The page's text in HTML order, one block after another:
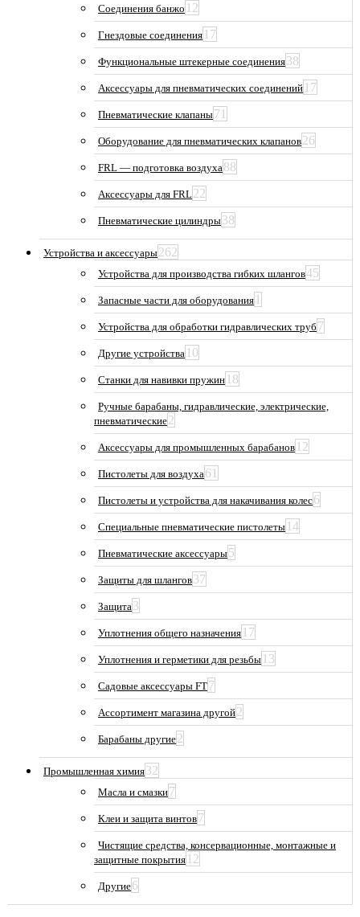
Соединения банжо 12
Гнездовые соединения 17
Функциональные штекерные соединения38
Аксессуары для пневматических соединений 17
Пневматические клапаны71
Оборудование для пневматических клапанов26
FRL — подготовка воздуха88
Аксессуары для FRL22
Пневматические цилиндры38
Устройства и аксессуары262
Устройства для производства гибких шлангов45
Запасные части для оборудования 1
Устройства для обработки гидравлических труб 7
Другие устройства 10
Станки для навивки пружин 18
Ручные барабаны, гидравлические, электрические,
пневматические2
Аксессуары для промышленных барабанов 12
Пистолеты для воздуха61
Пистолеты и устройства для накачивания колес6
Специальные пневматические пистолеты 14
Пневматические аксессуары5
Защиты для шлангов37
Защита3
Уплотнения общего назначения 17
Уплотнения и герметики для резьбы 13
Садовые аксессуары FT7
Ассортимент магазина другой2
Барабаны другие2
Промышленная химия32
Масла и смазки7
Клеи и защита винтов7
Чистящие средства, консервационные, монтажные и
защитные покрытия 12
Другие6